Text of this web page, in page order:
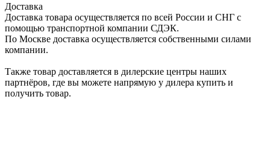
Доставка
Доставка товара осуществляется по всей России и СНГ с
помощью транспортной компании СДЭК.
По Москве доставка осуществляется собственными силами
компании.
Также товар доставляется в дилерские центры наших
партнёров, где вы можете напрямую у дилера купить и
получить товар.